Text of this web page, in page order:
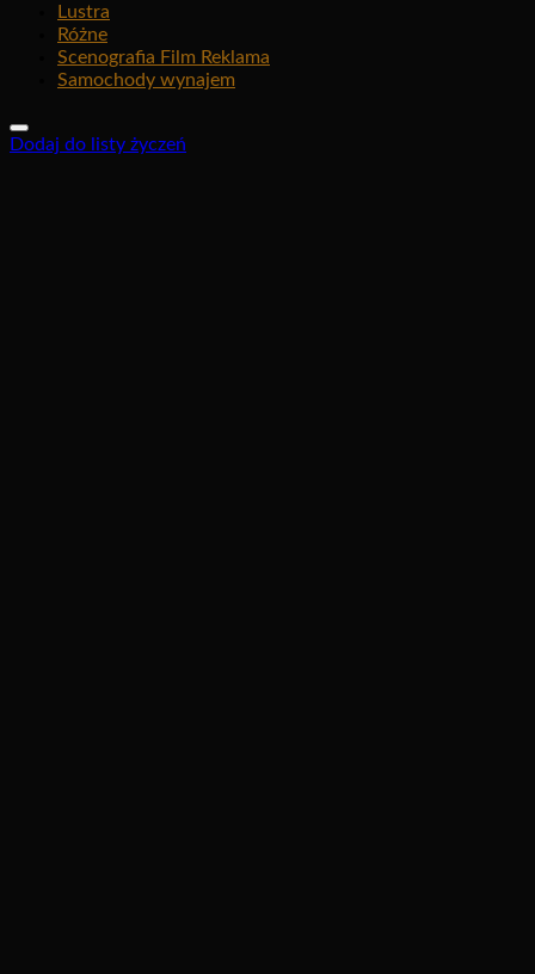
Lustra
Różne
Scenografia Film Reklama
Samochody wynajem
Dodaj do listy życzeń